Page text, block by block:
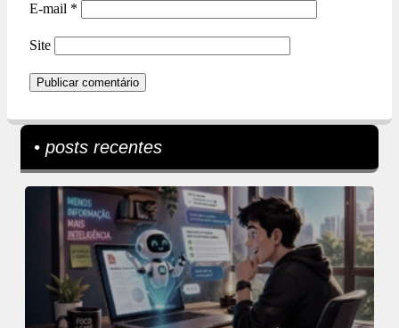
E-mail *
Site
• posts recentes